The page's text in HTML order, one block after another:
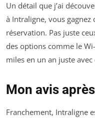
Un détail que j’ai
à Intraligne, vous
réservation. Pas juste
des options comme le
miles en un an juste
Mon avis
Franchement, Intraligne